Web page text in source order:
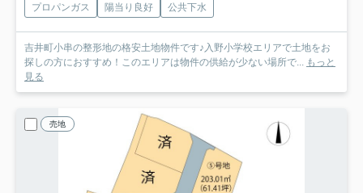
プロパンガス 陽当り良好 公共下水
吉井町小串の整形地の格安土地物件です♪入野小学校エリアで土地をお
探しの方におすすめ！このエリアは物件の供給が少ない場所で...
もっと
見る
売地